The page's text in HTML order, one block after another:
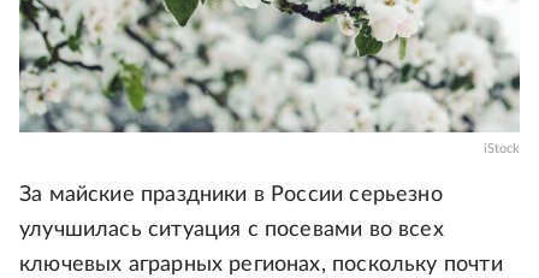
iStock
За майские праздники в России серьезно
улучшилась ситуация с посевами во всех
ключевых аграрных регионах, поскольку почти